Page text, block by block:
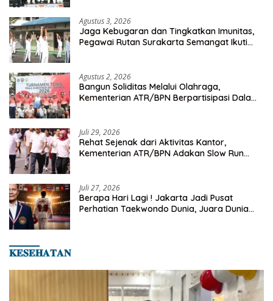
Agustus 3, 2026
Jaga Kebugaran dan Tingkatkan Imunitas,
Pegawai Rutan Surakarta Semangat Ikuti
Agustus 2, 2026
Bangun Soliditas Melalui Olahraga,
Kementerian ATR/BPN Berpartisipasi Dalam
Juli 29, 2026
Rehat Sejenak dari Aktivitas Kantor,
Kementerian ATR/BPN Adakan Slow Run
Juli 27, 2026
Berapa Hari Lagi ! Jakarta Jadi Pusat
Perhatian Taekwondo Dunia, Juara Dunia
𝐊𝐄𝐒𝐄𝐇𝐀𝐓𝐀𝐍